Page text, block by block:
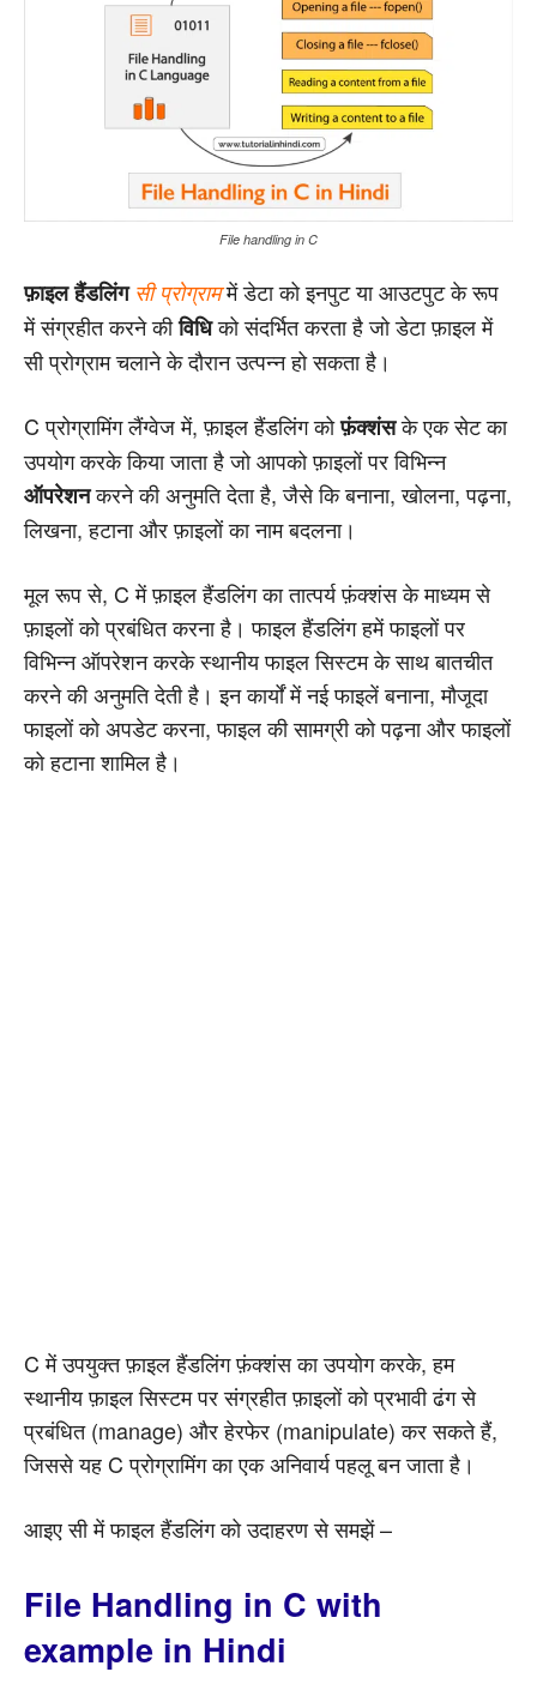
File handling in C
फ़ाइल हैंडलिंग सी प्रोग्राममें डेटा को इनपुट या आउटपुट के रूप
में संग्रहीत करने कीविधिको संदर्भित करता है जो डेटा फ़ाइल में
सी प्रोग्राम चलाने के दौरान उत्पन्न हो सकता है।
C प्रोग्रामिंग लैंग्वेज में, फ़ाइल हैंडलिंग कोफ़ंक्शंसके एक सेट का
उपयोग करके किया जाता है जो आपको फ़ाइलों पर विभिन्न
ऑपरेशनकरने की अनुमति देता है, जैसे कि बनाना, खोलना, पढ़ना,
लिखना, हटाना और फ़ाइलों का नाम बदलना।
मूल रूप से, C में फ़ाइल हैंडलिंग का तात्पर्य फ़ंक्शंस के माध्यम से
फ़ाइलों को प्रबंधित करना है। फाइल हैंडलिंग हमें फाइलों पर
विभिन्न ऑपरेशन करके स्थानीय फाइल सिस्टम के साथ बातचीत
करने की अनुमति देती है। इन कार्यों में नई फाइलें बनाना, मौजूदा
फाइलों को अपडेट करना, फाइल की सामग्री को पढ़ना और फाइलों
को हटाना शामिल है।
C में उपयुक्त फ़ाइल हैंडलिंग फ़ंक्शंस का उपयोग करके, हम
स्थानीय फ़ाइल सिस्टम पर संग्रहीत फ़ाइलों को प्रभावी ढंग से
प्रबंधित (manage) और हेरफेर (manipulate) कर सकते हैं,
जिससे यह C प्रोग्रामिंग का एक अनिवार्य पहलू बन जाता है।
आइए सी में फाइल हैंडलिंग को उदाहरण से समझें –
File Handling in C with
example in Hindi